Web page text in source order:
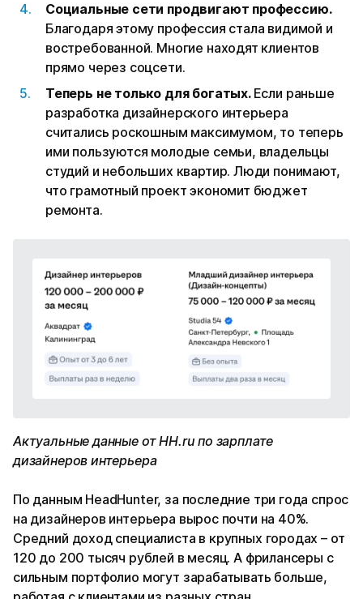
Социальные сети продвигают профессию.
Благодаря этому профессия стала видимой и
востребованной. Многие находят клиентов
прямо через соцсети.
Теперь не только для богатых. Если раньше
разработка дизайнерского интерьера
считались роскошным максимумом, то теперь
ими пользуются молодые семьи, владельцы
студий и небольших квартир. Люди понимают,
что грамотный проект экономит бюджет
ремонта.
Актуальные данные от HH.ru по зарплате
дизайнеров интерьера
По данным HeadHunter, за последние три года спрос
на дизайнеров интерьера вырос почти на 40%.
Средний доход специалиста в крупных городах – от
120 до 200 тысяч рублей в месяц. А фрилансеры с
сильным портфолио могут зарабатывать больше,